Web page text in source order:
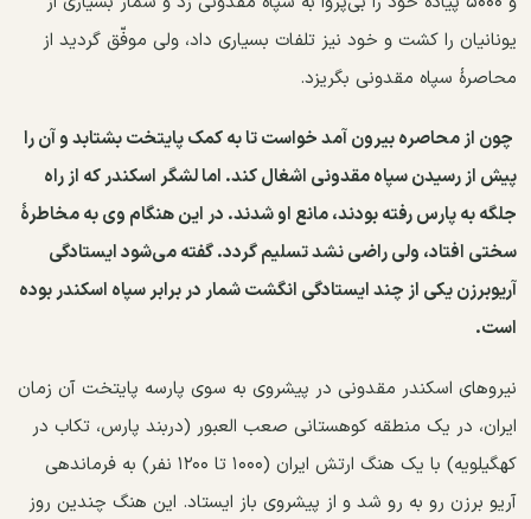
یونانیان را کشت و خود نیز تلفات بسیاری داد، ولی موفّق گردید از
محاصرهٔ سپاه مقدونی بگریزد.
چون از محاصره بیرون آمد خواست تا به کمک پایتخت بشتابد و آن را
پیش از رسیدن سپاه مقدونی اشغال کند. اما لشگر اسکندر که از راه
جلگه به پارس رفته بودند، مانع او شدند. در این هنگام وی به مخاطرهٔ
سختی افتاد، ولی راضی نشد تسلیم گردد. گفته می‌شود ایستادگی
آریوبرزن یکی از چند ایستادگی انگشت شمار در برابر سپاه اسکندر بوده
است.
نیروهای اسکندر مقدونی در پیشروی به سوی پارسه پایتخت آن زمان
ایران، در یک منطقه کوهستانی صعب العبور (دربند پارس، تكاب در
کهگیلویه) با یک هنگ ارتش ایران (۱۰۰۰ تا ۱۲۰۰ نفر) به فرماندهی
آریو برزن رو به رو شد و از پیشروی باز ایستاد. این هنگ چندین روز